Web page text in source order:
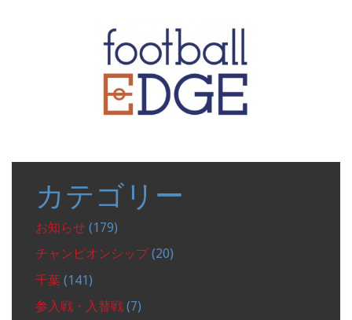
カテゴリー
お知らせ (179)
チャンピオンシップ(20)
千葉 (141)
参入戦・入替戦 (7)